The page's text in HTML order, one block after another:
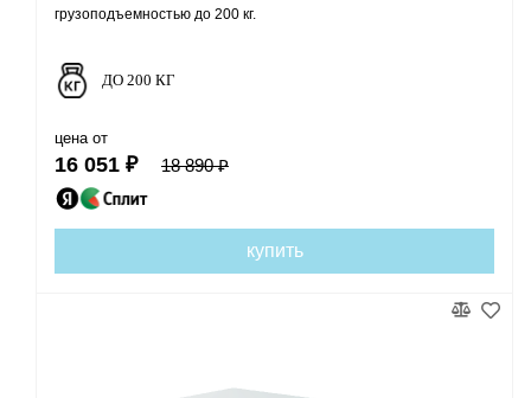
грузоподъемностью до 200 кг.
ДО 200 КГ
цена от
16 051 ₽ 18 890 ₽
купить